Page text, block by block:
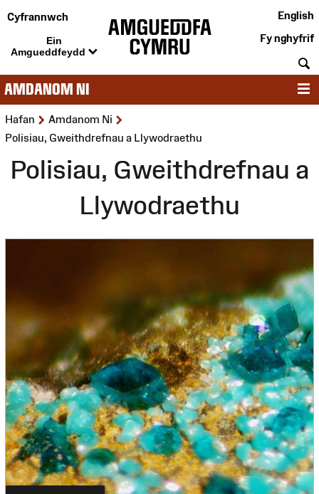
Cyfrannwch
Ein
Amgueddfeydd
English
Fy nghyfrif
AMDANOM NI
Hafan >Amdanom Ni
Polisiau, Gweithdrefnau a Llywodraethu
Polisiau, Gweithdrefnau a
Llywodraethu